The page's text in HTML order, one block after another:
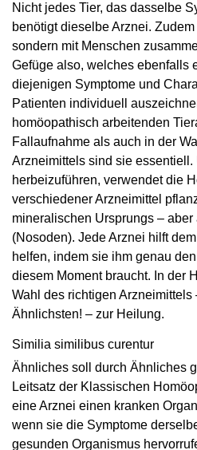
Nicht jedes Tier, das dasselbe
benötigt dieselbe Arznei.
sondern mit Menschen
Gefüge also, welches ebenfalls
diejenigen Symptome und
Patienten individuell
homöopathisch arbeitenden
Fallaufnahme als auch in der
Arzneimittels sind sie essentiell.
herbeizuführen, verwendet die
verschiedener Arzneimittel
mineralischen Ursprungs –
(Nosoden). Jede Arznei hilft
helfen, indem sie ihm genau
diesem Moment braucht. In der
Wahl des richtigen Arzneimittels
Ähnlichsten! – zur Heilung.
Similia similibus curentur
Ähnliches soll durch Ähnliches
Leitsatz der Klassischen
eine Arznei einen kranken
wenn sie die Symptome
gesunden Organismus